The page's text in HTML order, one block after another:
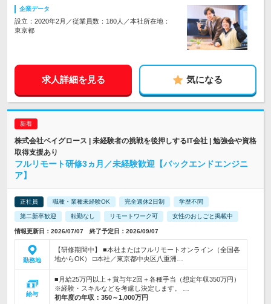
企業データ
設立：2020年2月／従業員数：180人／本社所在地：
東京都
求人詳細を見る 気になる
株式会社ベイグロース | 未経験者の挑戦を後押しするIT会社 | 勉強会や資格
取得支援あり
フルリモート研修3ヵ月／未経験歓迎【バックエンドエンジニ
ア】
正社員 職種・業種未経験OK 完全週休2日制 学歴不問
第二新卒歓迎 転勤なし リモートワーク可 女性のおしごと掲載中
情報更新日：2026/07/07 終了予定日：2026/09/07
勤務地
【研修期間中】 ■本社またはフルリモートオンライン（全国各
地からOK） □本社／東京都中央区八重洲…
給与
■月給25万円以上＋賞与年2回＋各種手当（想定年収350万円）
※経験・スキルなどを考慮し決定します。 …
初年度の年収： 350～1,000万円